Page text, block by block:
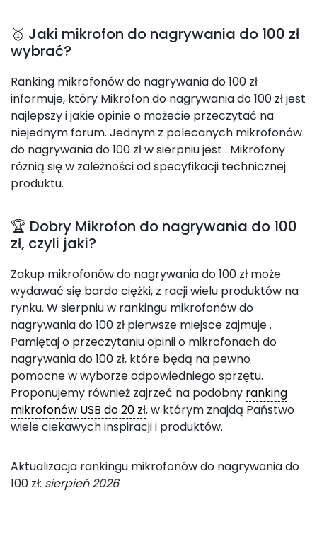
🥇 Jaki mikrofon do nagrywania do 100 zł
wybrać?
Ranking mikrofonów do nagrywania do 100 zł
informuje, który Mikrofon do nagrywania do 100 zł jest
najlepszy i jakie opinie o możecie przeczytać na
niejednym forum. Jednym z polecanych mikrofonów
do nagrywania do 100 zł w sierpniu jest . Mikrofony
różnią się w zależności od specyfikacji technicznej
produktu.
🏆 Dobry Mikrofon do nagrywania do 100
zł, czyli jaki?
Zakup mikrofonów do nagrywania do 100 zł może
wydawać się bardo ciężki, z racji wielu produktów na
rynku. W sierpniu w rankingu mikrofonów do
nagrywania do 100 zł pierwsze miejsce zajmuje.
Pamiętaj o przeczytaniu opinii o mikrofonach do
nagrywania do 100 zł, które będą na pewno
pomocne w wyborze odpowiedniego sprzętu.
Proponujemy również zajrzeć na podobny ranking
mikrofonów USB do 20 zł, w którym znajdą Państwo
wiele ciekawych inspiracji i produktów.
Aktualizacja rankingu mikrofonów do nagrywania do
100 zł: sierpień 2026